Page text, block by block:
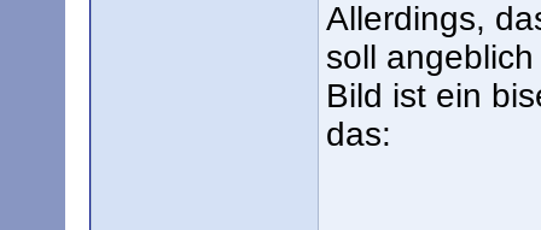
Allerdings,
soll
Bild ist ein
das: